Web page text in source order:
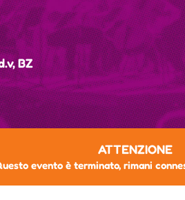
BZ
ATTENZIONE
evento è terminato, rimani